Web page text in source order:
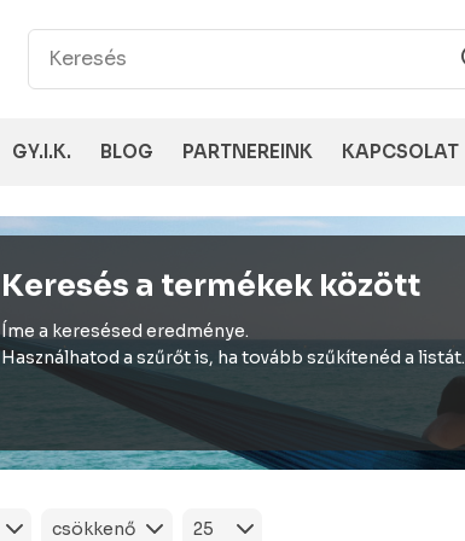
GY.I.K. BLOG PARTNEREINK KAPCSOLAT
Keresés a termékek között
Íme a keresésed eredménye.
Használhatod a szűrőt is, ha tovább szűkítenéd a listát.